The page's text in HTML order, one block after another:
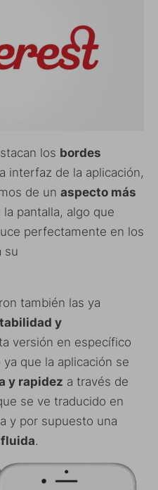
los bordes
interfaz de la aplicación,
de un aspecto más
pantalla, algo que
perfectamente en los
su
también las ya
y
versión en específico
que la aplicación se
y rapidez a través de
se ve traducido en
y por supuesto una
.